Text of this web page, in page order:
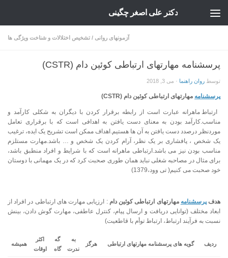
دکتر علی اصغر چگینی
آزمونهای روانی / تشخیص اختلالات و شناخت ویژگی ها
پرسشنامه مهارتهای ارتباطی کوئین دام (CSTR)
توسط روان راهنما · می 3, 2018
پرسشنامه مهارتهای ارتباطی کوئین دام (CSTR
)
ارتباط ماهرانه عبارت است از رابطه برقرار کردن با دیگران به شکلی کارآمد و
مناسب.کارآمد بودن به معنای دست یافتن به اهدافی است که با برقراری تعامل
موردنظر درصدد دست یافتن به آن ها هستیم.اهداف ممکن است تشریح یک ایده، ترغیب
یک شخص ، پافشاری بر یک نظر، آرام کردن یک شخص و … باشد.مهارت مستلزم
مناسب بودن نیز می باشد.ارتباطی ماهرانه است که با شرایط و افراد منطبق باشد،
برای مثال در مصاحبه شغلی نباید همان طوری صحبت کرد که در یک مهمانی با دوستان
خود صحبت می کنیم( تی وود،1379)
هدفپرسشنامه مهارتهای ارتباطی کوئین دام: ارزیابی مهارت های ارتباطی در افراد از
ابعاد مختلف (توانایی دریافت و ارسال پیام، کنترل عاطفی، مهارت گوش دادن، بینش
نسبت به فرآیند ارتباط، ارتباط توأم با قاطعیت)
ردیف گویه های پرسشنامه مهارتهای ارتباطی هرگز
به
ندرت
گه
گاه
اکثر
اوقات
همیشه